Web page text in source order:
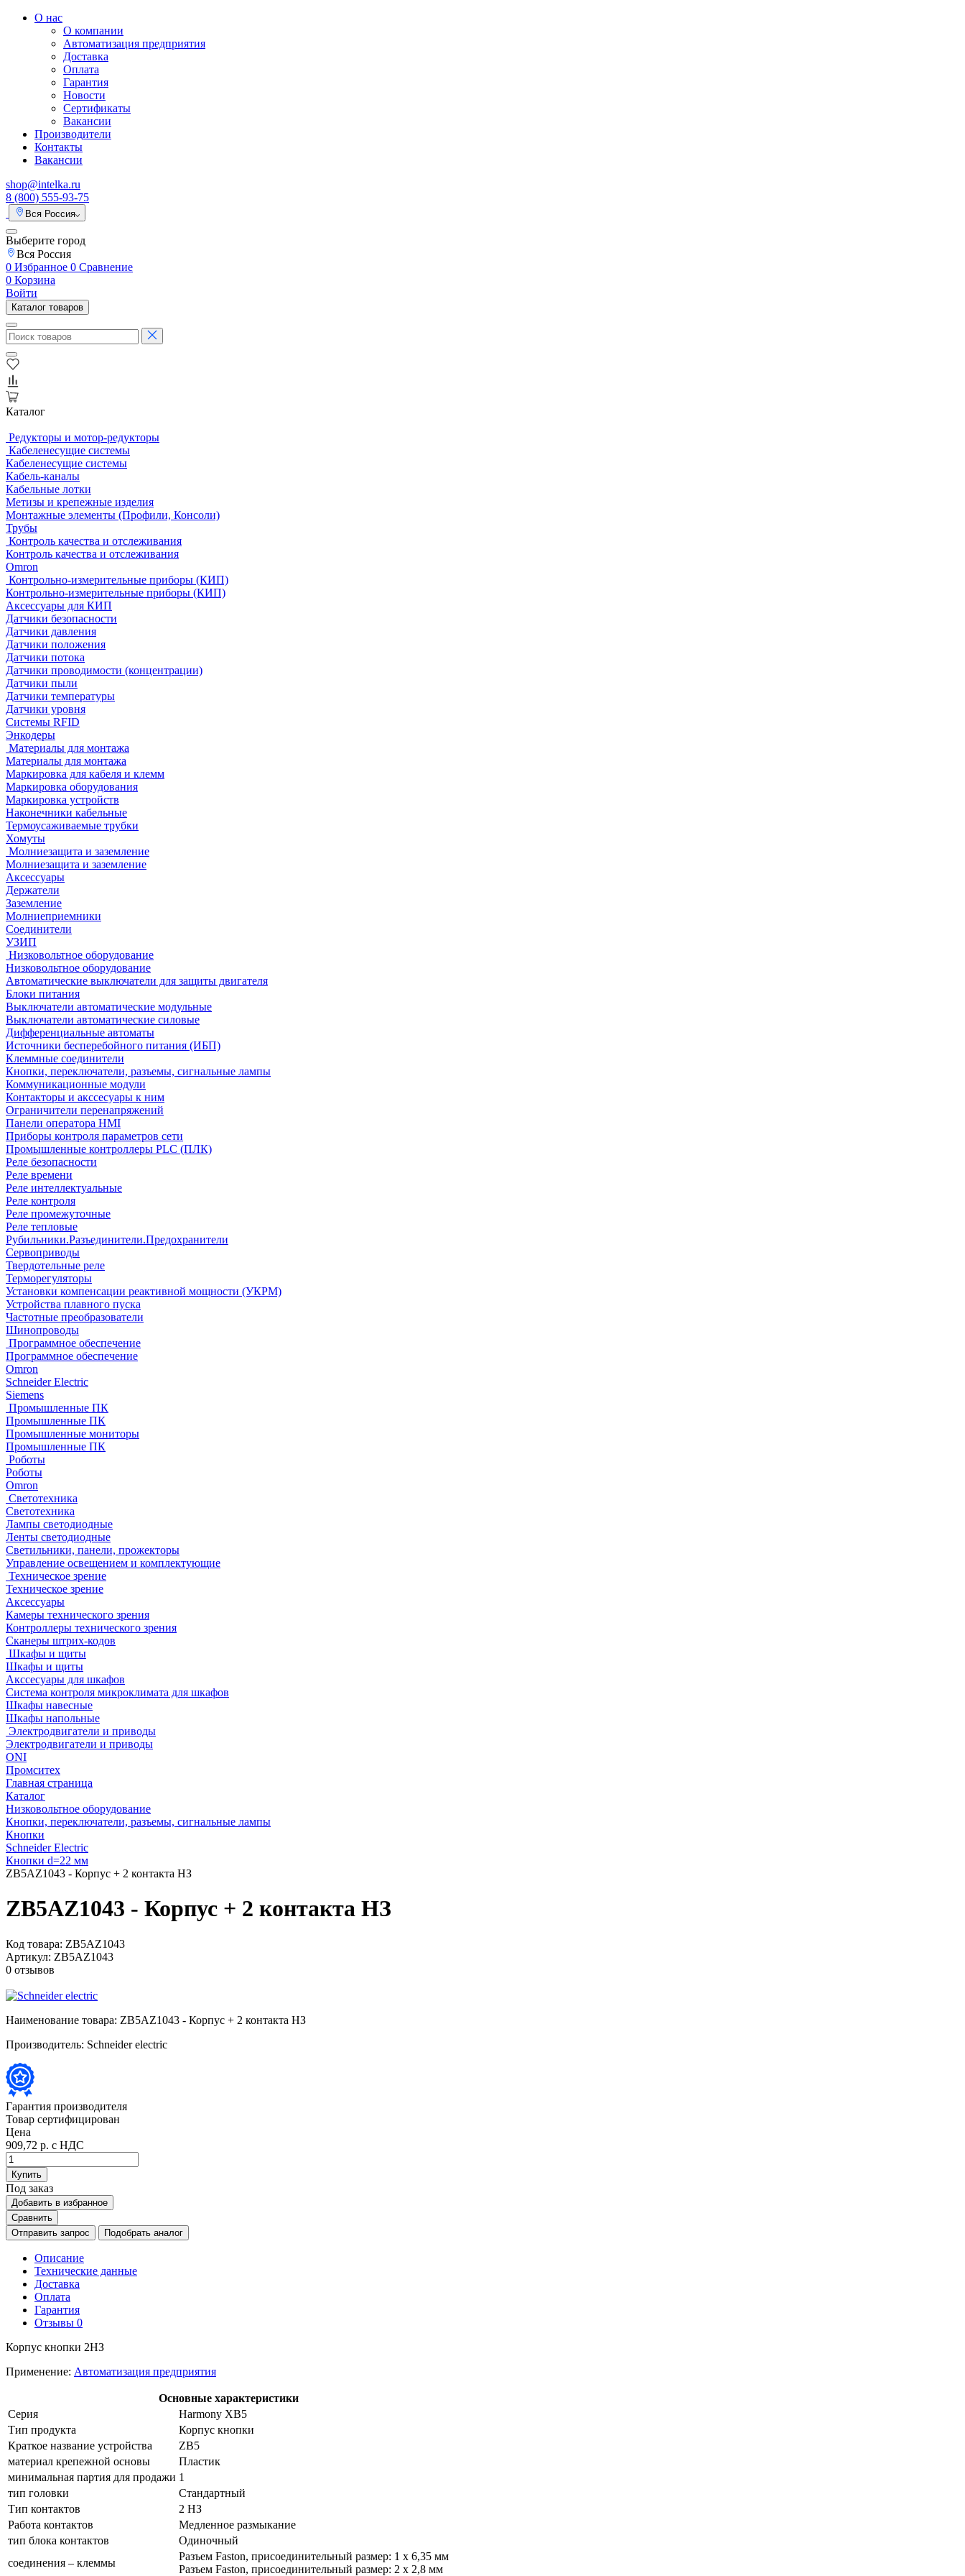
О нас
О компании
Автоматизация предприятия
Доставка
Оплата
Гарантия
Новости
Сертификаты
Вакансии
Производители
Контакты
Вакансии
shop@intelka.ru
8 (800) 555-93-75
Вся Россия
Выберите город
Вся Россия
0 Избранное 0 Сравнение
0 Корзина
Войти
Каталог товаров
Каталог
Редукторы и мотор-редукторы
Кабеленесущие системы
Кабеленесущие системы
Кабель-каналы
Кабельные лотки
Метизы и крепежные изделия
Монтажные элементы (Профили, Консоли)
Трубы
Контроль качества и отслеживания
Контроль качества и отслеживания
Omron
Контрольно-измерительные приборы (КИП)
Контрольно-измерительные приборы (КИП)
Аксессуары для КИП
Датчики безопасности
Датчики давления
Датчики положения
Датчики потока
Датчики проводимости (концентрации)
Датчики пыли
Датчики температуры
Датчики уровня
Системы RFID
Энкодеры
Материалы для монтажа
Материалы для монтажа
Маркировка для кабеля и клемм
Маркировка оборудования
Маркировка устройств
Наконечники кабельные
Термоусаживаемые трубки
Хомуты
Молниезащита и заземление
Молниезащита и заземление
Аксессуары
Держатели
Заземление
Молниеприемники
Соединители
УЗИП
Низковольтное оборудование
Низковольтное оборудование
Автоматические выключатели для защиты двигателя
Блоки питания
Выключатели автоматические модульные
Выключатели автоматические силовые
Дифференциальные автоматы
Источники бесперебойного питания (ИБП)
Клеммные соединители
Кнопки, переключатели, разъемы, сигнальные лампы
Коммуникационные модули
Контакторы и акссесуары к ним
Ограничители перенапряжений
Панели оператора HMI
Приборы контроля параметров сети
Промышленные контроллеры PLC (ПЛК)
Реле безопасности
Реле времени
Реле интеллектуальные
Реле контроля
Реле промежуточные
Реле тепловые
Рубильники.Разъединители.Предохранители
Сервоприводы
Твердотельные реле
Терморегуляторы
Установки компенсации реактивной мощности (УКРМ)
Устройства плавного пуска
Частотные преобразователи
Шинопроводы
Программное обеспечение
Программное обеспечение
Omron
Schneider Electric
Siemens
Промышленные ПК
Промышленные ПК
Промышленные мониторы
Промышленные ПК
Роботы
Роботы
Omron
Светотехника
Светотехника
Лампы светодиодные
Ленты светодиодные
Светильники, панели, прожекторы
Управление освещением и комплектующие
Техническое зрение
Техническое зрение
Аксессуары
Камеры технического зрения
Контроллеры технического зрения
Сканеры штрих-кодов
Шкафы и щиты
Шкафы и щиты
Акссесуары для шкафов
Система контроля микроклимата для шкафов
Шкафы навесные
Шкафы напольные
Электродвигатели и приводы
Электродвигатели и приводы
ONI
Промситех
Главная страница
Каталог
Низковольтное оборудование
Кнопки, переключатели, разъемы, сигнальные лампы
Кнопки
Schneider Electric
Кнопки d=22 мм
ZB5AZ1043 - Корпус + 2 контакта НЗ
ZB5AZ1043 - Корпус + 2 контакта НЗ
Код товара: ZB5AZ1043
Артикул: ZB5AZ1043
0 отзывов
Наименование товара: ZB5AZ1043 - Корпус + 2 контакта НЗ
Производитель: Schneider electric
Гарантия производителя
Товар сертифицирован
Цена
909,72 р. с НДС
Купить
Под заказ
Добавить в избранное
Сравнить
Отправить запрос
Подобрать аналог
Описание
Технические данные
Доставка
Оплата
Гарантия
Отзывы 0
Корпус кнопки 2НЗ
Применение: Автоматизация предприятия
Основные характеристики
Серия
Harmony XB5
Тип продукта
Корпус кнопки
Краткое название устройства
ZB5
материал крепежной основы
Пластик
минимальная партия для продажи 1
тип головки
Стандартный
Тип контактов
2 НЗ
Работа контактов
Медленное размыкание
тип блока контактов
Одиночный
соединения – клеммы
Разъем Faston, присоединительный размер: 1 x 6,35 мм
Разъем Faston, присоединительный размер: 2 x 2,8 мм